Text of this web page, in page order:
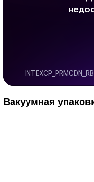
Вакуумная